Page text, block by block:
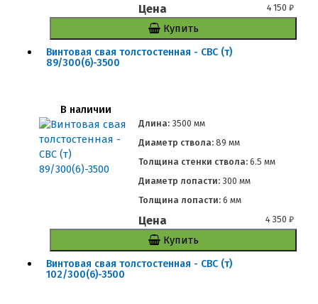
Цена 4 150₽
Купить
Винтовая свая толстостенная - СВС (т)
89/300(6)-3500
В наличии
Длина:3500 мм
Диаметр ствола:89 мм
Толщина стенки ствола:6.5 мм
Диаметр лопасти:300 мм
Толщина лопасти:6 мм
Цена 4 350₽
Купить
Винтовая свая толстостенная - СВС (т)
102/300(6)-3500